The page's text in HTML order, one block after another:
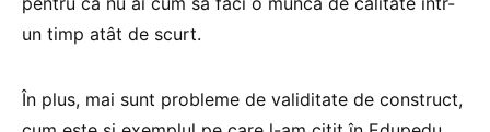
un timp atât de scurt.
În plus, mai sunt probleme de validitate de construct,